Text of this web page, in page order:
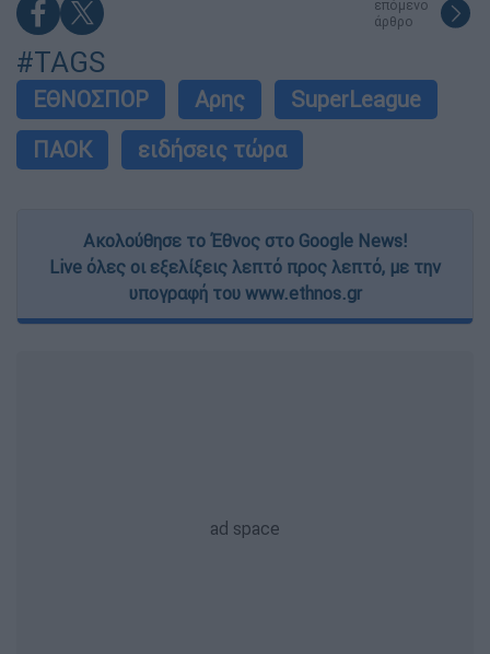
επόμενο
άρθρο
#TAGS
ΕΘΝΟΣΠΟΡ Αρης
SuperLeague
ΠΑΟΚ
ειδήσεις τώρα
Ακολούθησε το Έθνος στο Google News!
Live όλες οι εξελίξεις λεπτό προς λεπτό, με την
υπογραφή του www.ethnos.gr